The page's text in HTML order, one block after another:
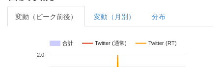
変動（ピーク前後） 変動（月別） 分布
合計 Twitter (通常) Twitter (RT)
2.0